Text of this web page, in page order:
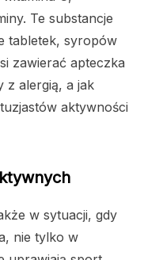
Te substancje
tabletek, syropów
zawierać apteczka
z alergią, a jak
aktywności
w sytuacji, gdy
nie tylko w